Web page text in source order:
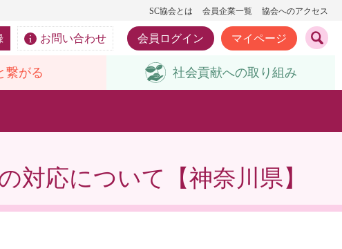
SC協会とは 会員企業一覧 協会へのアクセス
お問い合わせ 会員ログイン マイページ
繋がる 社会貢献への取り組み
対応について【神奈川県】